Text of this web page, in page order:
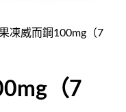
凍威而鋼100mg（7
（7